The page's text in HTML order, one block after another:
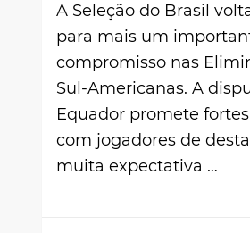
A Seleção do Brasil
para mais um
compromisso nas
Sul-Americanas. A
Equador promete
com jogadores de
muita expectativa …